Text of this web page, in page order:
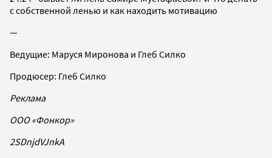
с собственной ленью и как находить мотивацию
—
Ведущие: Маруся Миронова и Глеб Силко
Продюсер: Глеб Силко
Реклама
ООО «Фонкор»
2SDnjdVJnkA